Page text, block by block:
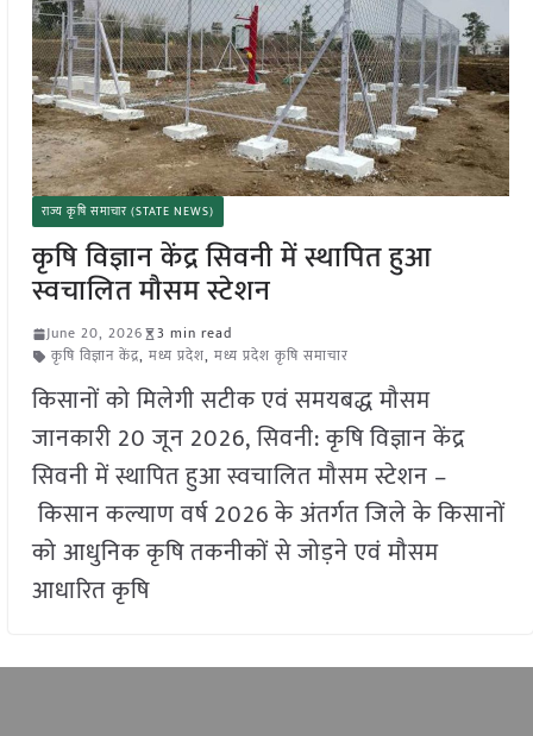
राज्य कृषि समाचार (STATE NEWS)
कृषि विज्ञान केंद्र सिवनी में स्थापित हुआ
स्वचालित मौसम स्टेशन
June 20, 2026
3 min read
कृषि विज्ञान केंद्र, मध्य प्रदेश, मध्य प्रदेश कृषि समाचार
किसानों को मिलेगी सटीक एवं समयबद्ध मौसम
जानकारी 20 जून 2026, सिवनी: कृषि विज्ञान केंद्र
सिवनी में स्थापित हुआ स्वचालित मौसम स्टेशन –
किसान कल्याण वर्ष 2026 के अंतर्गत जिले के किसानों
को आधुनिक कृषि तकनीकों से जोड़ने एवं मौसम
आधारित कृषि